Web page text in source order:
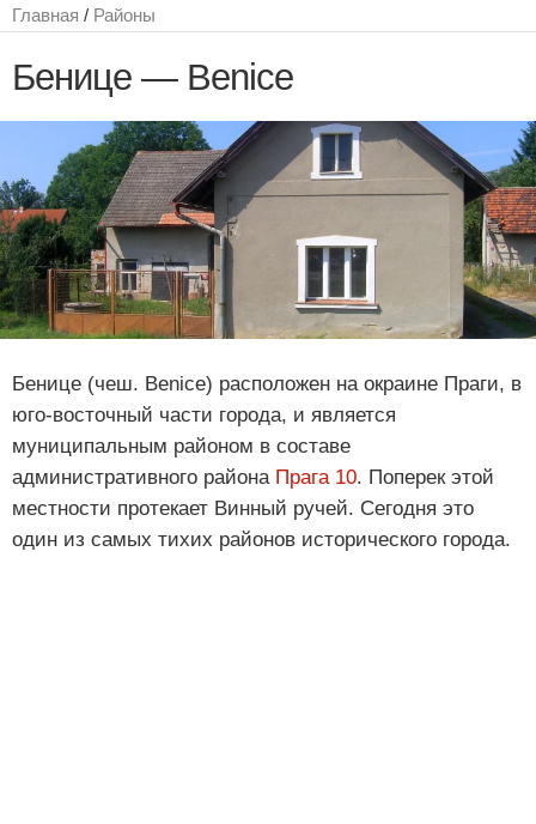
Главная / Районы
Бенице — Benice
Бенице (чеш. Benice) расположен на окраине Праги, в
юго-восточный части города, и является
муниципальным районом в составе
административного района Прага 10. Поперек этой
местности протекает Винный ручей. Сегодня это
один из самых тихих районов исторического города.